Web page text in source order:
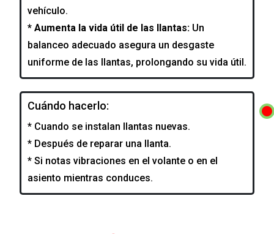
vehículo.
* Aumenta la vida útil de las llantas: Un
balanceo adecuado asegura un desgaste
uniforme de las llantas, prolongando su vida útil.
Cuándo hacerlo:
* Cuando se instalan llantas nuevas.
* Después de reparar una llanta.
* Si notas vibraciones en el volante o en el
asiento mientras conduces.